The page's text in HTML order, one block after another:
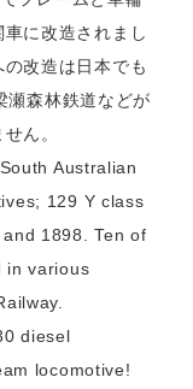
に改造されまし
改造は日本でも
瀬森林鉄道などが
ん。
Australian
129 Y class
1898. Ten of
in various
diesel
locomotive!